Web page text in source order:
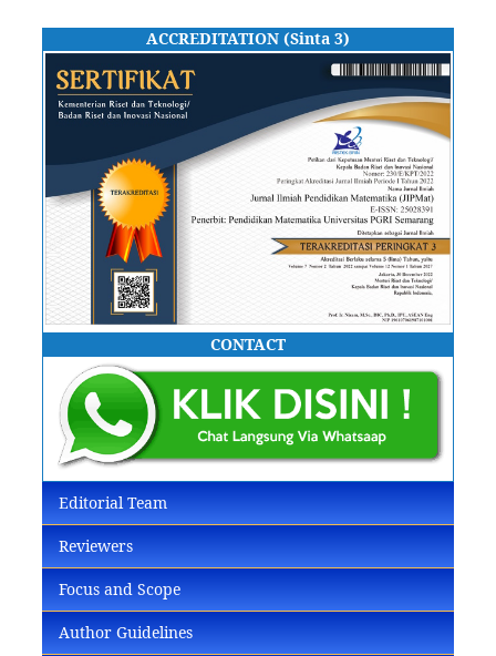
ACCREDITATION (Sinta 3)
CONTACT
Editorial Team
Reviewers
Focus and Scope
Author Guidelines